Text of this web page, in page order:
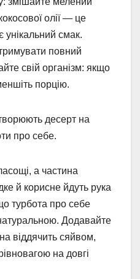
олії — це
унікальний смак.
повний
свій організм: якщо
порцію.
десерт на
про себе.
а частина
й корисне йдуть рука
турбота про себе
Додавайте
віддячить сяйвом,
на довгі